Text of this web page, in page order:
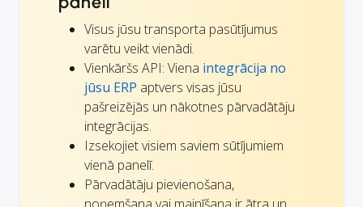
Visus jūsu transporta pasūtījumus
varētu veikt vienādi.
Vienkāršs API: Viena integrācija no
jūsu ERP aptvers visas jūsu
pašreizējās un nākotnes pārvadātāju
integrācijas.
Izsekojiet visiem saviem sūtījumiem
vienā panelī.
Pārvadātāju pievienošana,